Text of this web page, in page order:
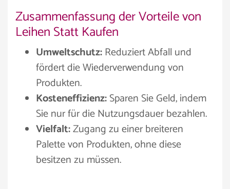
Zusammenfassung der Vorteile von
Leihen Statt Kaufen
Umweltschutz: Reduziert Abfall und
fördert die Wiederverwendung von
Produkten.
Kosteneffizienz:Sparen Sie Geld, indem
Sie nur für die Nutzungsdauer bezahlen.
Vielfalt:Zugang zu einer breiteren
Palette von Produkten, ohne diese
besitzen zu müssen.